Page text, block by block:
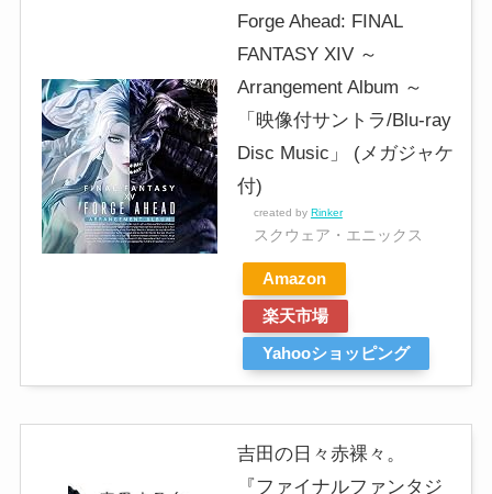
Forge Ahead: FINAL
FANTASY XIV ～
Arrangement Album ～
「映像付サントラ/Blu-ray
Disc Music」 (メガジャケ
付)
created by Rinker
スクウェア・エニックス
Amazon
楽天市場
Yahooショッピング
吉田の日々赤裸々。
『ファイナルファンタジ